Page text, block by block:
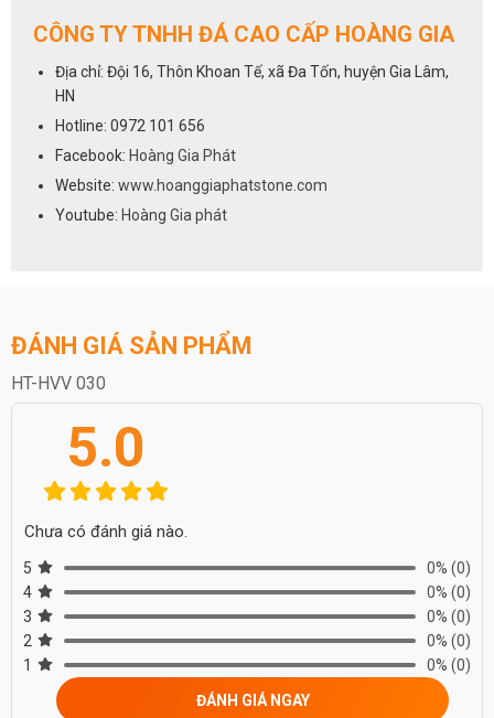
CÔNG TY TNHH ĐÁ CAO CẤP HOÀNG GIA
Địa chỉ: Đội 16, Thôn Khoan Tế, xã Đa Tốn, huyện Gia Lâm,
HN
Hotline: 0972 101 656
Facebook: Hoàng Gia Phát
Website: www.hoanggiaphatstone.com
Youtube: Hoàng Gia phát
ĐÁNH GIÁ SẢN PHẨM
HT-HVV 030
5.0
Chưa có đánh giá nào.
5 0% (0)
4
0% (0)
3
0% (0)
2
0% (0)
1
0% (0)
ĐÁNH GIÁ NGAY